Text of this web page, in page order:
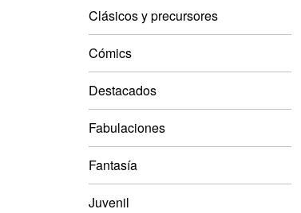
Clásicos y precursores
Cómics
Destacados
Fabulaciones
Fantasía
Juvenil